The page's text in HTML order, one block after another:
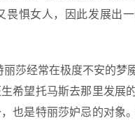
惧女人，因此发展出
莎经常在极度不安的梦
希望托马斯去那里发展
也是特丽莎妒忌的对象